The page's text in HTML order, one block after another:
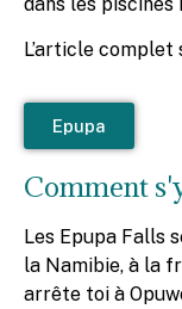
L’article complet
Epupa
Comment
Les Epupa Falls
la Namibie, à la
arrête toi à